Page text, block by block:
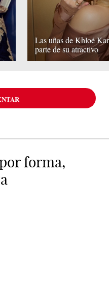
Las uñas de Khloé
parte de su atractivo
forma,